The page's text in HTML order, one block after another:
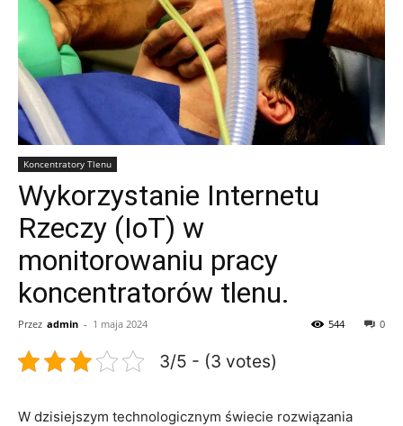
Koncentratory Tlenu
Wykorzystanie Internetu
Rzeczy (IoT) w
monitorowaniu pracy
koncentratorów tlenu.
Przez admin - 1 maja 2024 0
544
3/5 - (3 votes)
W dzisiejszym technologicznym świecie ⁤rozwiązania